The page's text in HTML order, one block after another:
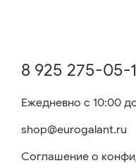
8 925 275-05-
Ежедневно с 10:00
shop@eurogalant.ru
Соглашение о